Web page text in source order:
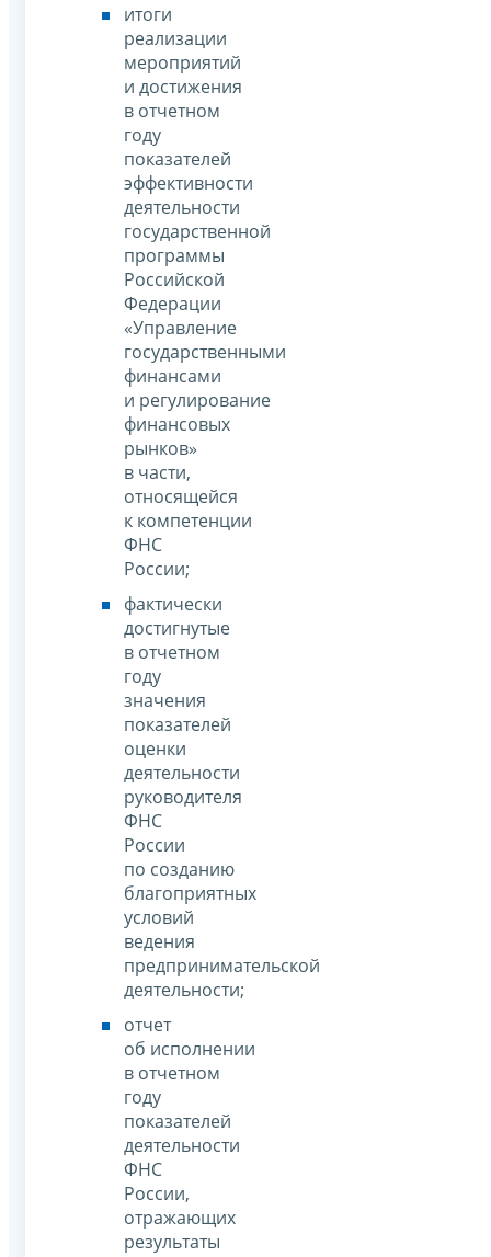
итоги
реализации
мероприятий
и достижения
в отчетном
году
показателей
эффективности
деятельности
государственной
программы
Российской
Федерации
«Управление
государственными
финансами
и регулирование
финансовых
рынков»
в части,
относящейся
к компетенции
ФНС
России;
фактически
достигнутые
в отчетном
году
значения
показателей
оценки
деятельности
руководителя
ФНС
России
по созданию
благоприятных
условий
ведения
предпринимательской
деятельности;
отчет
об исполнении
в отчетном
году
показателей
деятельности
ФНС
России,
отражающих
результаты